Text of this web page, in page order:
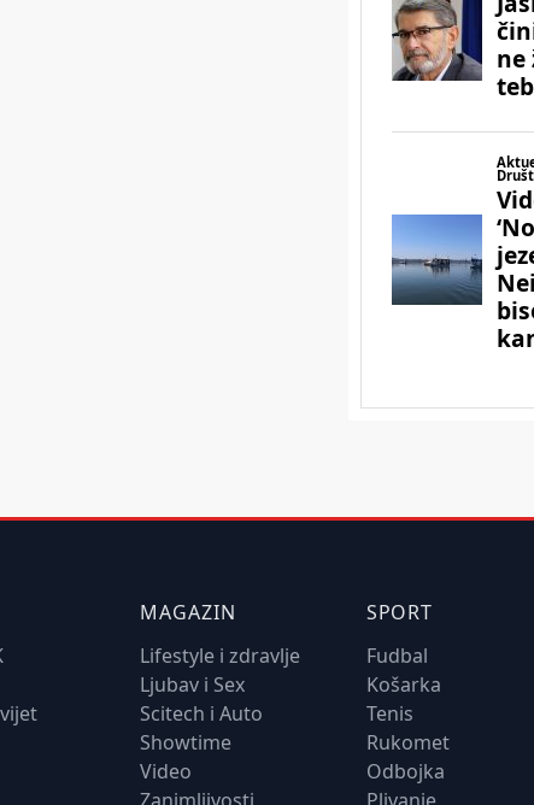
MAGAZIN
Lifestyle i zdravlje
Ljubav i Sex
Scitech i Auto
Showtime
Video
Zanimljivosti
SPORT
Fudbal
Košarka
Tenis
Rukomet
Odbojka
Plivanje